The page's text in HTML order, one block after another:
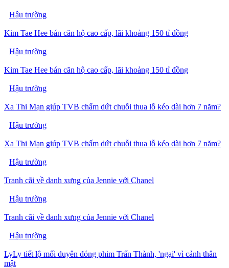
Hậu trường
Kim Tae Hee bán căn hộ cao cấp, lãi khoảng 150 tỉ đồng
Hậu trường
Kim Tae Hee bán căn hộ cao cấp, lãi khoảng 150 tỉ đồng
Hậu trường
Xa Thi Mạn giúp TVB chấm dứt chuỗi thua lỗ kéo dài hơn 7 năm?
Hậu trường
Xa Thi Mạn giúp TVB chấm dứt chuỗi thua lỗ kéo dài hơn 7 năm?
Hậu trường
Tranh cãi về danh xưng của Jennie với Chanel
Hậu trường
Tranh cãi về danh xưng của Jennie với Chanel
Hậu trường
LyLy tiết lộ mối duyên đóng phim Trấn Thành, 'ngại' vì cảnh thân
mật